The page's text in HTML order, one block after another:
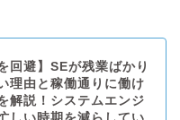
回避】SEが残業ばかり
理由と稼働通りに働け
解説！システムエンジ